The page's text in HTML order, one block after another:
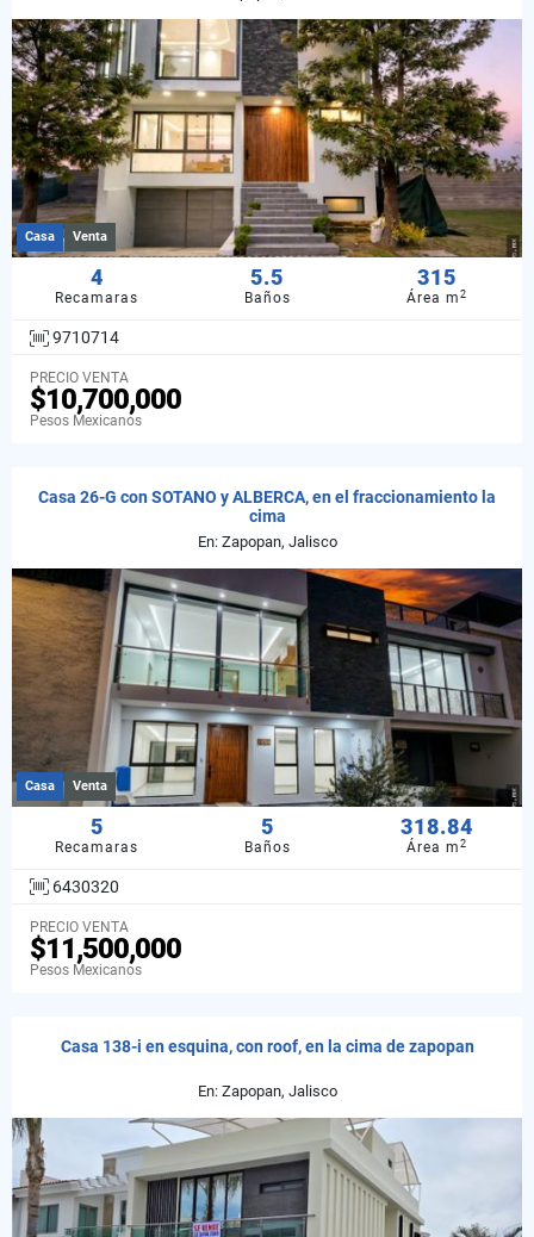
Casa Venta
4
Recamaras
5.5
Baños
315
Área m2
9710714
PRECIO VENTA
$10,700,000
Pesos Mexicanos
Casa 26-G con SOTANO y ALBERCA, en el fraccionamiento la
cima
En: Zapopan, Jalisco
Casa Venta
5
Recamaras
5
Baños
318.84
Área m2
6430320
PRECIO VENTA
$11,500,000
Pesos Mexicanos
Casa 138-i en esquina, con roof, en la cima de zapopan
En: Zapopan, Jalisco